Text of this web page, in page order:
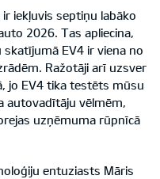
iekļuvis septiņu labāko
2026. Tas apliecina,
EV4 ir viena no
Ražotāji arī uzsver
jo EV4 tika testēts mūsu
autovadītāju vēlmēm,
uzņēmuma rūpnīcā
entuziasts Māris